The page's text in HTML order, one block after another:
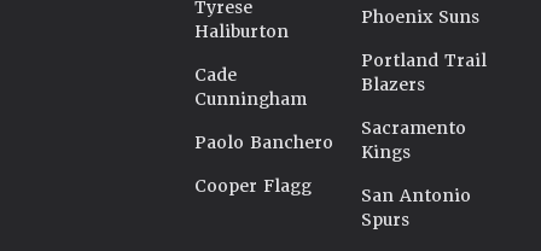
Tyrese
Haliburton
Cade
Cunningham
Paolo Banchero
Cooper Flagg
Phoenix Suns
Portland Trail
Blazers
Sacramento
Kings
San Antonio
Spurs